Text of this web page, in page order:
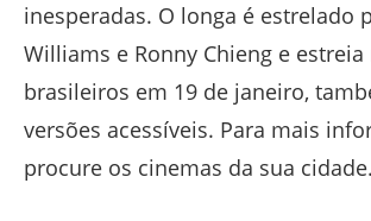
inesperadas. O longa é estrelado
Williams e Ronny Chieng e
brasileiros em 19 de janeiro,
versões acessíveis. Para mais
procure os cinemas da sua cidade.